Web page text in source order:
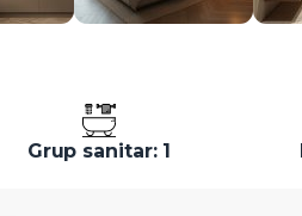
Grup sanitar: 1